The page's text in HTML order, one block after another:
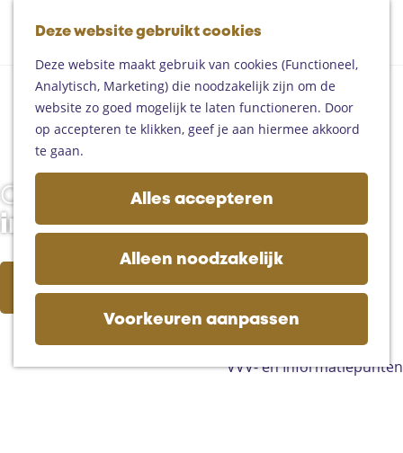
Deze website gebruikt cookies
Deze website maakt gebruik van cookies (Functioneel,
Analytisch, Marketing) die noodzakelijk zijn om de
website zo goed mogelijk te laten functioneren. Door
op accepteren te klikken, geef je aan hiermee akkoord
te gaan.
Alles accepteren
Alleen noodzakelijk
Voorkeuren aanpassen
a
n
a
a
r
e
h
m
e
a
g
e
M
e
n
u
K
a
a
r
t
Z
o
e
k
e
Mountainbiken
Toproutes
De regio
Someren
Asten
Deurne
Laarbeek
Plan je bezoek
Bijzonder overnachten
Zakelijk bezoek
VVV- en Informatiepunten
Cultuursnuiven doe je
in het Land van de Peel
Ontdek de kastelen en musea